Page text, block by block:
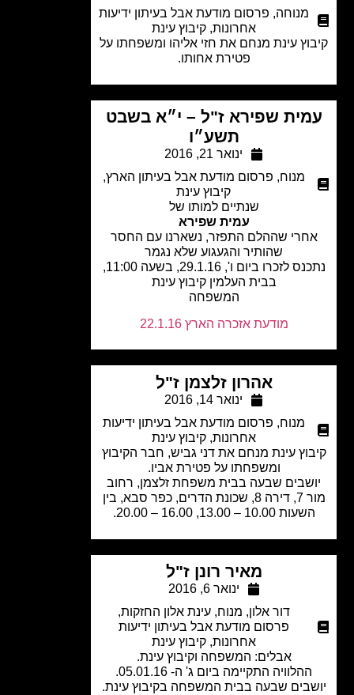
מנוחה
פרסום מודעת אבל בעיתון ידיעות
אחרונות,קיבוץ עינת
עינת מנחם את חזי אליהו ומשפחתו על
פטירת אחותו.
שפירא ז"ל – י״א בשבט
תשע״ו
ינואר 21, 2016
מנוח, פרסום מודעת אבל בעיתון הארץ,
קיבוץ עינת
שנתיים למותו של
עמית שפירא
שההלם התפזר, נשארנו עם החסר
שהותיר והגעגוע שלא נגמר
נתכנס לזכרו ביום ו', 29.1.16, בשעה 11:00,
בבית העלמין קיבוץ עינת
המשפחה
מודעת אזכרה הארץ 22.1.16
אהרון זלצמן ז"ל
ינואר 14, 2016
מנוח,
פרסום מודעת אבל בעיתון ידיעות
אחרונות,קיבוץ עינת
עינת מנחם את דני גביש, חבר הקיבוץ
ומשפחתו על פטירת אביו.
שבעה בבית משפחת זלצמן, רחוב
מור 7, דירה 8, שכונת הדרים, כפר סבא, בין
מאיר רונן ז"ל
ינואר 6, 2016
דור אלון,מנוח,עינת אלון החזקות ,
פרסום מודעת אבל בעיתון ידיעות
אחרונות,קיבוץ עינת
אבלים: המשפחה וקיבוץ עינת.
ההלוויה התקיימה ביום ג' ה- 05.01.16.
שבעה בבית המשפחה בקיבוץ עינת.